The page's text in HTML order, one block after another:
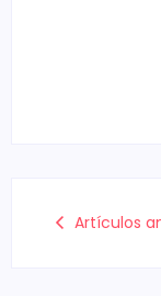
Artículos